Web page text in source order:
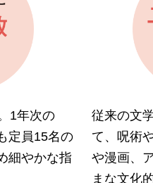
1年次の
定員15名の
細やかな指
従来の文
て、呪術
や漫画、
まな文化